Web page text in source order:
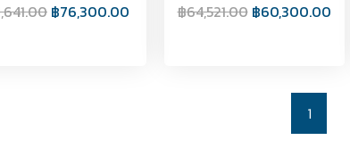
฿76,300.00
฿64,521.00 ฿60,300.00
1